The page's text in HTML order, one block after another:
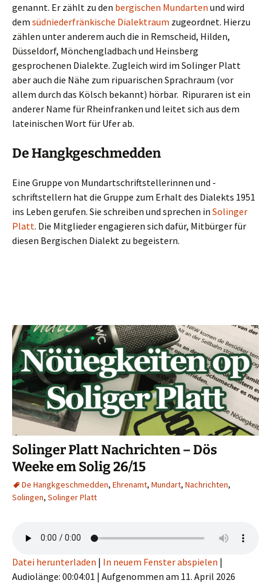
genannt. Er zählt zu den bergischen Mundarten und wird
dem südniederfränkische Dialektraum zugeordnet. Hierzu
zählen unter anderem auch die in Remscheid, Hilden,
Düsseldorf, Mönchengladbach und Heinsberg
gesprochenen Dialekte. Zugleich wird im Solinger Platt
aber auch die Nähe zum ripuarischen Sprachraum (vor
allem durch das Kölsch bekannt) hörbar. Ripuraren ist ein
anderer Name für Rheinfranken und leitet sich aus dem
lateinischen Wort für Ufer ab.
De Hangkgeschmedden
Eine Gruppe von Mundartschriftstellerinnen und -
schriftstellern hat die Gruppe zum Erhalt des Dialekts 1951
ins Leben gerufen. Sie schreiben und sprechen in Solinger
Platt. Die Mitglieder engagieren sich dafür, Mitbürger für
diesen Bergischen Dialekt zu begeistern.
Solinger Platt Nachrichten – Dös
Weeke em Solig 26/15
De Hangkgeschmedden, Ehrenamt, Mundart, Nachrichten,
Solingen, Solinger Platt
Datei herunterladen | In neuem Fenster abspielen |
Audiolänge: 00:04:01 | Aufgenommen am 11. April 2026